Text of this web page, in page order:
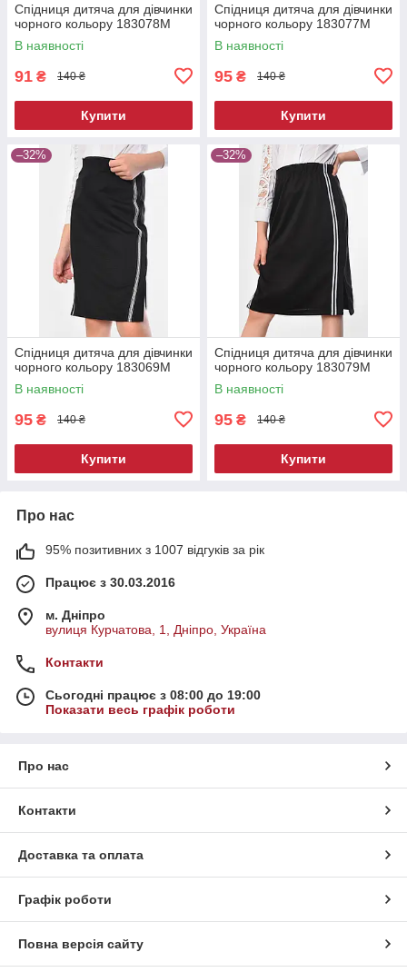
Спідниця дитяча для дівчинки
чорного кольору 183078M
В наявності
91 ₴ 140 ₴
Купити
Спідниця дитяча для дівчинки
чорного кольору 183077M
В наявності
95 ₴ 140 ₴
Купити
–32%
Спідниця дитяча для дівчинки
чорного кольору 183069M
В наявності
95 ₴ 140 ₴
Купити
–32%
Спідниця дитяча для дівчинки
чорного кольору 183079M
В наявності
95 ₴ 140 ₴
Купити
Про нас
95% позитивних з 1007 відгуків за рік
Працює з 30.03.2016
м. Дніпро
вулиця Курчатова, 1, Дніпро, Україна
Контакти
Сьогодні працює з 08:00 до 19:00
Показати весь графік роботи
Про нас
Контакти
Доставка та оплата
Графік роботи
Повна версія сайту